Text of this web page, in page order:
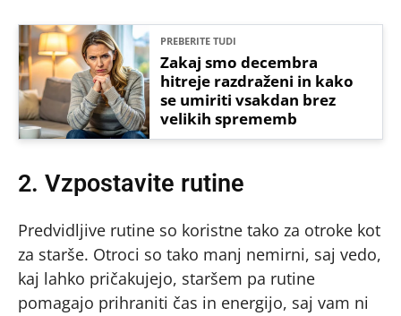
PREBERITE TUDI
Zakaj smo decembra
hitreje razdraženi in kako
se umiriti vsakdan brez
velikih sprememb
2. Vzpostavite rutine
Predvidljive rutine so koristne tako za otroke kot
za starše. Otroci so tako manj nemirni, saj vedo,
kaj lahko pričakujejo, staršem pa rutine
pomagajo prihraniti čas in energijo, saj vam ni